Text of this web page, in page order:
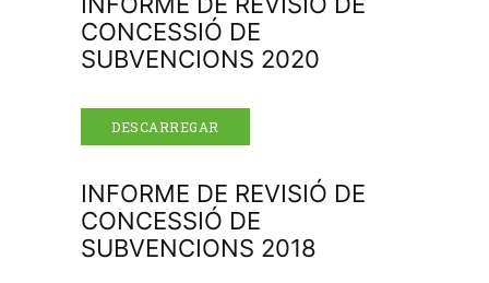
CONCESSIÓ DE
SUBVENCIONS 2020
DESCARREGAR
INFORME DE REVISIÓ DE
CONCESSIÓ DE
SUBVENCIONS 2018